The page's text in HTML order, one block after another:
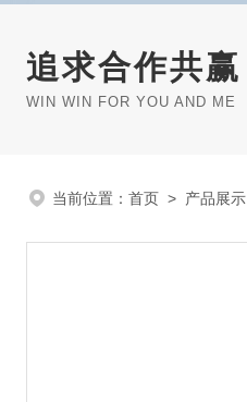
追求合作共赢
WIN WIN FOR YOU AND ME
当前位置： 首页 > 产品展示